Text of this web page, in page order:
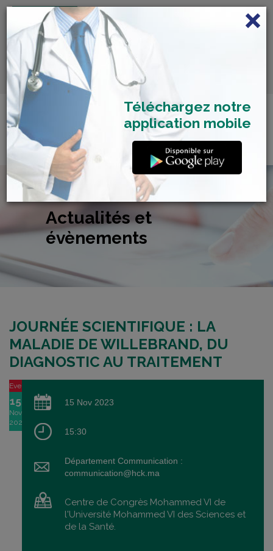
FRANÇAIS
Centre de Check-up Bilan
Santé
Actualités et
évènements
JOURNÉE SCIENTIFIQUE : LA
MALADIE DE WILLEBRAND, DU
DIAGNOSTIC AU TRAITEMENT
Event
15
Nov
2023
15 Nov 2023
15:30
Département Communication :
communication@hck.ma
Centre de Congrès Mohammed VI de
l'Université Mohammed VI des Sciences et
de la Santé.
Téléchargez notre
application mobile